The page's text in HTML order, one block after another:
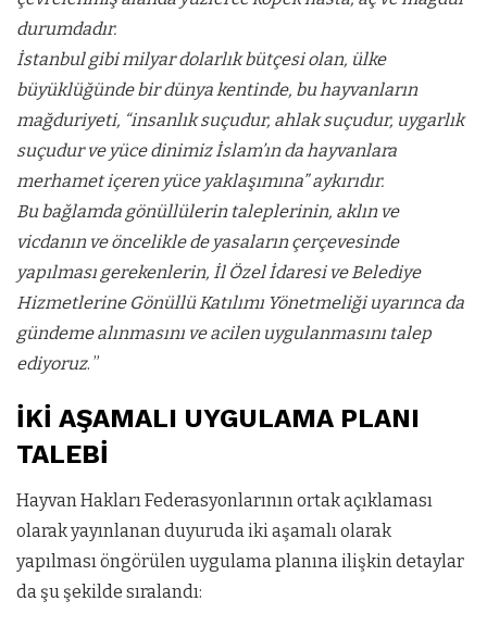
durumdadır.
İstanbul gibi milyar dolarlık bütçesi olan, ülke
büyüklüğünde bir dünya kentinde, bu hayvanların
mağduriyeti, “insanlık suçudur, ahlak suçudur, uygarlık
suçudur ve yüce dinimiz İslam’ın da hayvanlara
merhamet içeren yüce yaklaşımına” aykırıdır.
Bu bağlamda gönüllülerin taleplerinin, aklın ve
vicdanın ve öncelikle de yasaların çerçevesinde
yapılması gerekenlerin, İl Özel İdaresi ve Belediye
Hizmetlerine Gönüllü Katılımı Yönetmeliği uyarınca da
gündeme alınmasını ve acilen uygulanmasını talep
ediyoruz. ”
İKİ AŞAMALI UYGULAMA PLANI
TALEBİ
Hayvan Hakları Federasyonlarının ortak açıklaması
olarak yayınlanan duyuruda iki aşamalı olarak
yapılması öngörülen uygulama planına ilişkin detaylar
da şu şekilde sıralandı: